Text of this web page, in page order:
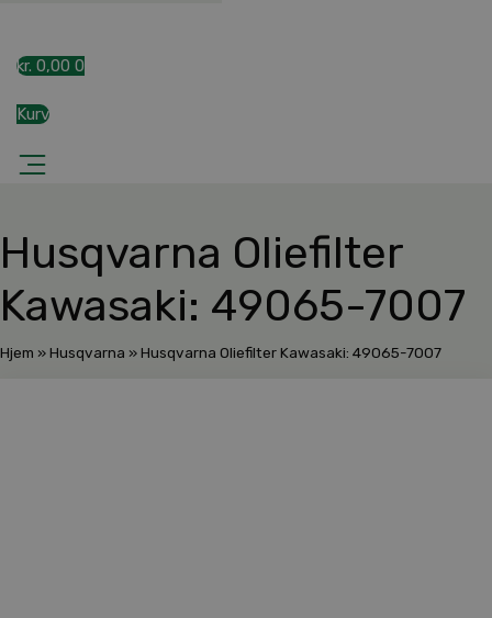
kr. 0,00 0
Kurv
Husqvarna Oliefilter
Kawasaki: 49065-7007
Hjem »Husqvarna »Husqvarna Oliefilter Kawasaki: 49065-7007